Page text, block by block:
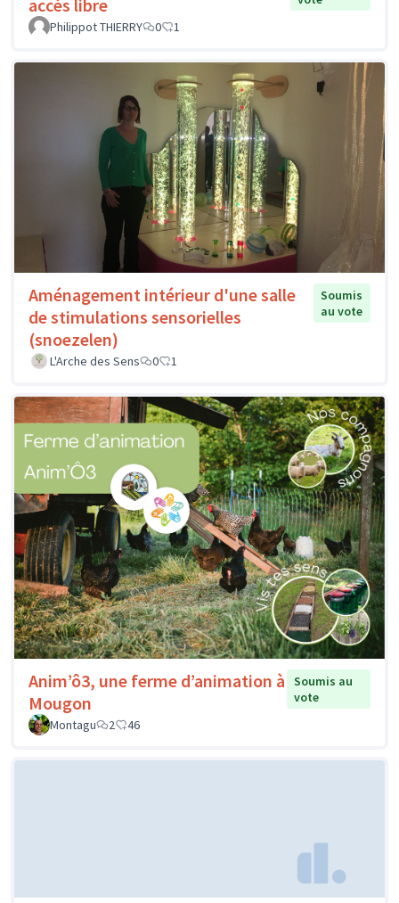
accès libre
Philippot THIERRY
0 1
Aménagement intérieur d'une salle
de stimulations sensorielles
(snoezelen)
Soumis
au vote
L'Arche des Sens 0 1
Anim’ô3, une ferme d’animation à
Mougon
Soumis au
vote
Montagu
2 46